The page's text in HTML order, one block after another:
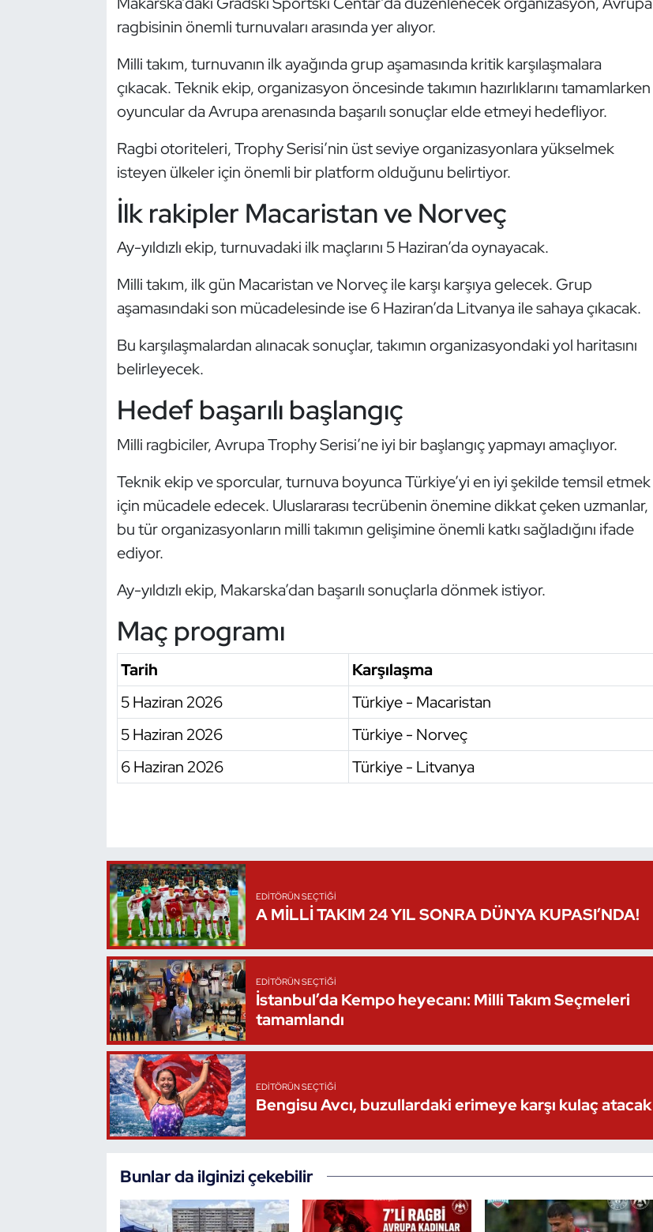
ragbisinin önemli turnuvaları arasında yer alıyor.
Milli takım, turnuvanın ilk ayağında grup aşamasında kritik karşılaşmalara
çıkacak. Teknik ekip, organizasyon öncesinde takımın hazırlıklarını tamamlarken
oyuncular da Avrupa arenasında başarılı sonuçlar elde etmeyi hedefliyor.
Ragbi otoriteleri, Trophy Serisi’nin üst seviye organizasyonlara yükselmek
isteyen ülkeler için önemli bir platform olduğunu belirtiyor.
İlk rakipler Macaristan ve Norveç
Ay-yıldızlı ekip, turnuvadaki ilk maçlarını 5 Haziran’da oynayacak.
Milli takım, ilk gün Macaristan ve Norveç ile karşı karşıya gelecek. Grup
aşamasındaki son mücadelesinde ise 6 Haziran’da Litvanya ile sahaya çıkacak.
Bu karşılaşmalardan alınacak sonuçlar, takımın organizasyondaki yol haritasını
belirleyecek.
Hedef başarılı başlangıç
Milli ragbiciler, Avrupa Trophy Serisi’ne iyi bir başlangıç yapmayı amaçlıyor.
Teknik ekip ve sporcular, turnuva boyunca Türkiye’yi en iyi şekilde temsil etmek
için mücadele edecek. Uluslararası tecrübenin önemine dikkat çeken uzmanlar,
bu tür organizasyonların milli takımın gelişimine önemli katkı sağladığını ifade
ediyor.
Ay-yıldızlı ekip, Makarska’dan başarılı sonuçlarla dönmek istiyor.
Maç programı
Tarih
Karşılaşma
5 Haziran 2026
Türkiye - Macaristan
5 Haziran 2026
Türkiye - Norveç
6 Haziran 2026
Türkiye - Litvanya
EDITÖRÜN SEÇTIĞI
A MİLLİ TAKIM 24 YIL SONRA DÜNYA KUPASI’NDA!
EDITÖRÜN SEÇTIĞI
İstanbul’da Kempo heyecanı: Milli Takım Seçmeleri
tamamlandı
EDITÖRÜN SEÇTIĞI
Bengisu Avcı, buzullardaki erimeye karşı kulaç atacak
Bunlar da ilginizi çekebilir
Hava Sporları
İşitme Engelli Sporcular
Judo ve Kuraş
Kano ve Rafting
Modern Pentatlon
Motor Sporları
Oryantiring
Özel Sporcular
Sualtı Sporları
Vücut Geliştirme Fitness
Wushu Kungfu